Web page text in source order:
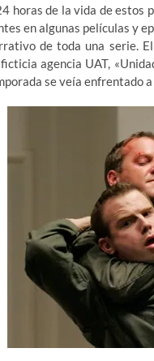
horas de la vida de estos
en algunas películas y
de toda una serie.
agencia UAT,
se veía enfrentado